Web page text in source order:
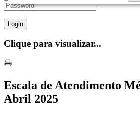
Clique para visualizar...
Escala de Atendimento
Abril 2025